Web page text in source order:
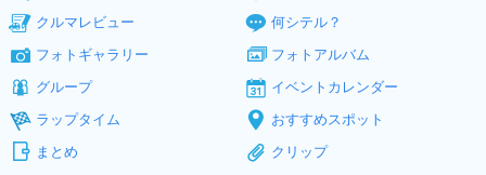
クルマレビュー
何シテル？
フォトギャラリー
フォトアルバム
グループ
イベントカレンダー
ラップタイム
おすすめスポット
まとめ
クリップ